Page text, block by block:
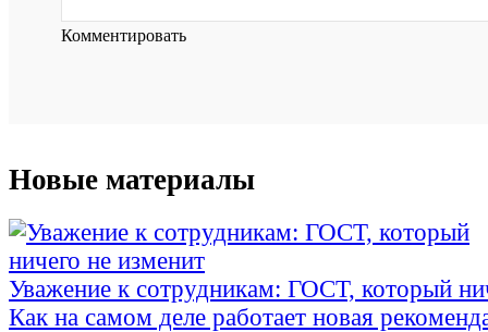
Комментировать
Новые материалы
Уважение к сотрудникам: ГОСТ, который
Как на самом деле работает новая